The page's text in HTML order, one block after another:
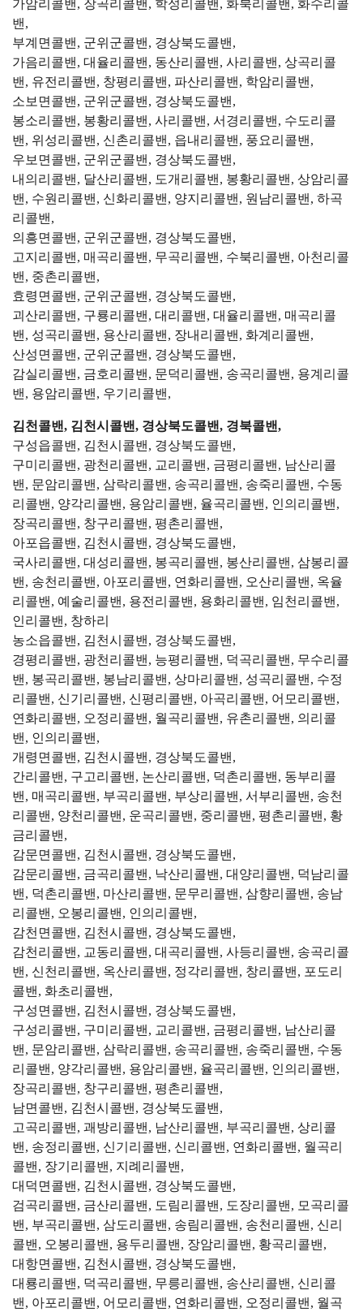
가암리콜밴, 장곡리콜밴, 학성리콜밴, 화북리콜밴, 화수리콜
밴,
부계면콜밴, 군위군콜밴, 경상북도콜밴,
가음리콜밴, 대율리콜밴, 동산리콜밴, 사리콜밴, 상곡리콜
밴, 유전리콜밴, 창평리콜밴, 파산리콜밴, 학암리콜밴,
소보면콜밴, 군위군콜밴, 경상북도콜밴,
봉소리콜밴, 봉황리콜밴, 사리콜밴, 서경리콜밴, 수도리콜
밴, 위성리콜밴, 신촌리콜밴, 읍내리콜밴, 풍요리콜밴,
우보면콜밴, 군위군콜밴, 경상북도콜밴,
내의리콜밴, 달산리콜밴, 도개리콜밴, 봉황리콜밴, 상암리콜
밴, 수원리콜밴, 신화리콜밴, 양지리콜밴, 원남리콜밴, 하곡
리콜밴,
의흥면콜밴, 군위군콜밴, 경상북도콜밴,
고지리콜밴, 매곡리콜밴, 무곡리콜밴, 수북리콜밴, 아천리콜
밴, 중촌리콜밴,
효령면콜밴, 군위군콜밴, 경상북도콜밴,
괴산리콜밴, 구룡리콜밴, 대리콜밴, 대율리콜밴, 매곡리콜
밴, 성곡리콜밴, 용산리콜밴, 장내리콜밴, 화계리콜밴,
산성면콜밴, 군위군콜밴, 경상북도콜밴,
감실리콜밴, 금호리콜밴, 문덕리콜밴, 송곡리콜밴, 용계리콜
밴, 용암리콜밴, 우기리콜밴,
김천콜밴, 김천시콜밴, 경상북도콜밴, 경북콜밴,
구성읍콜밴, 김천시콜밴, 경상북도콜밴,
구미리콜밴, 광천리콜밴, 교리콜밴, 금평리콜밴, 남산리콜
밴, 문암리콜밴, 삼락리콜밴, 송곡리콜밴, 송죽리콜밴, 수동
리콜밴, 양각리콜밴, 용암리콜밴, 율곡리콜밴, 인의리콜밴,
장곡리콜밴, 창구리콜밴, 평촌리콜밴,
아포읍콜밴, 김천시콜밴, 경상북도콜밴,
국사리콜밴, 대성리콜밴, 봉곡리콜밴, 봉산리콜밴, 삼봉리콜
밴, 송천리콜밴, 아포리콜밴, 연화리콜밴, 오산리콜밴, 옥율
리콜밴, 예술리콜밴, 용전리콜밴, 용화리콜밴, 임천리콜밴,
인리콜밴, 창하리
농소읍콜밴, 김천시콜밴, 경상북도콜밴,
경평리콜밴, 광천리콜밴, 능평리콜밴, 덕곡리콜밴, 무수리콜
밴, 봉곡리콜밴, 봉남리콜밴, 상마리콜밴, 성곡리콜밴, 수정
리콜밴, 신기리콜밴, 신평리콜밴, 아곡리콜밴, 어모리콜밴,
연화리콜밴, 오정리콜밴, 월곡리콜밴, 유촌리콜밴, 의리콜
밴, 인의리콜밴,
개령면콜밴, 김천시콜밴, 경상북도콜밴,
간리콜밴, 구고리콜밴, 논산리콜밴, 덕촌리콜밴, 동부리콜
밴, 매곡리콜밴, 부곡리콜밴, 부상리콜밴, 서부리콜밴, 송천
리콜밴, 양천리콜밴, 운곡리콜밴, 중리콜밴, 평촌리콜밴, 황
금리콜밴,
감문면콜밴, 김천시콜밴, 경상북도콜밴,
감문리콜밴, 금곡리콜밴, 낙산리콜밴, 대양리콜밴, 덕남리콜
밴, 덕촌리콜밴, 마산리콜밴, 문무리콜밴, 삼향리콜밴, 송남
리콜밴, 오봉리콜밴, 인의리콜밴,
감천면콜밴, 김천시콜밴, 경상북도콜밴,
감천리콜밴, 교동리콜밴, 대곡리콜밴, 사등리콜밴, 송곡리콜
밴, 신천리콜밴, 옥산리콜밴, 정각리콜밴, 창리콜밴, 포도리
콜밴, 화초리콜밴,
구성면콜밴, 김천시콜밴, 경상북도콜밴,
구성리콜밴, 구미리콜밴, 교리콜밴, 금평리콜밴, 남산리콜
밴, 문암리콜밴, 삼락리콜밴, 송곡리콜밴, 송죽리콜밴, 수동
리콜밴, 양각리콜밴, 용암리콜밴, 율곡리콜밴, 인의리콜밴,
장곡리콜밴, 창구리콜밴, 평촌리콜밴,
남면콜밴, 김천시콜밴, 경상북도콜밴,
고곡리콜밴, 괘방리콜밴, 남산리콜밴, 부곡리콜밴, 상리콜
밴, 송정리콜밴, 신기리콜밴, 신리콜밴, 연화리콜밴, 월곡리
콜밴, 장기리콜밴, 지례리콜밴,
대덕면콜밴, 김천시콜밴, 경상북도콜밴,
검곡리콜밴, 금산리콜밴, 도림리콜밴, 도장리콜밴, 모곡리콜
밴, 부곡리콜밴, 삼도리콜밴, 송림리콜밴, 송천리콜밴, 신리
콜밴, 오봉리콜밴, 용두리콜밴, 장암리콜밴, 황곡리콜밴,
대항면콜밴, 김천시콜밴, 경상북도콜밴,
대룡리콜밴, 덕곡리콜밴, 무릉리콜밴, 송산리콜밴, 신리콜
밴, 아포리콜밴, 어모리콜밴, 연화리콜밴, 오정리콜밴, 월곡